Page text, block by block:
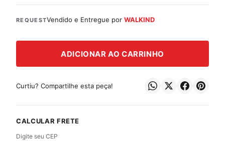
REQUESTVendido e Entregue porWALKIND
ADICIONAR AO CARRINHO
Curtiu? Compartilhe esta peça!
CALCULAR FRETE
Digite seu CEP